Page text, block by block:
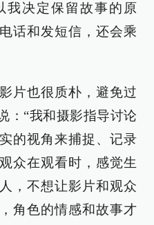
我决定保留故事的原
话和发短信，还会乘
片也很质朴，避免过
：“我和摄影指导讨论
的视角来捕捉、记录
众在观看时，感觉生
，不想让影片和观众
角色的情感和故事才